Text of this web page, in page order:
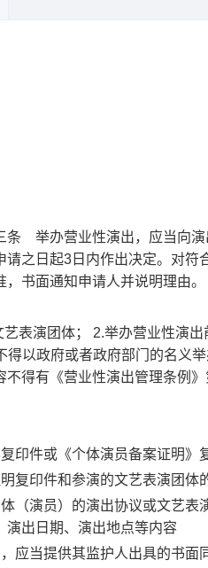
条 举办营业性演出，应当向
请之日起3日内作出决定。对符
书面通知申请人并说明理由。
表演团体； 2.举办营业性演
以政府或者政府部门的名义
不得有《营业性演出管理条例
印件或《个体演员备案证明》
复印件和参演的文艺表演团体
（演员）的演出协议或文艺
演出日期、演出地点等内容
应当提供其监护人出具的书面